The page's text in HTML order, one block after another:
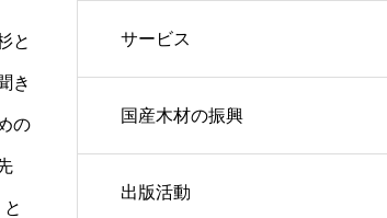
と
き
の
サービス
国産木材の振興
出版活動